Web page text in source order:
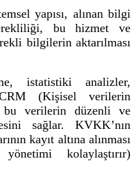
yapısı, alınan bilgi
bu hizmet ve
bilgilerin aktarılması
istatistiki analizler,
CRM (Kişisel verilerin
bu verilerin düzenli ve
sağlar. KVKK’nın
kayıt altına alınması
kolaylaştırır)